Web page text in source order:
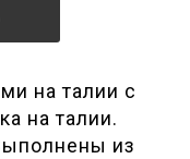
на талии с
на талии.
из